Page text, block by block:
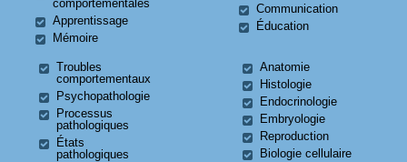
comportementales
Apprentissage
Mémoire
Communication
Éducation
Troubles
comportementaux
Psychopathologie
Processus
pathologiques
États
pathologiques
Anatomie
Histologie
Endocrinologie
Embryologie
Reproduction
Biologie cellulaire